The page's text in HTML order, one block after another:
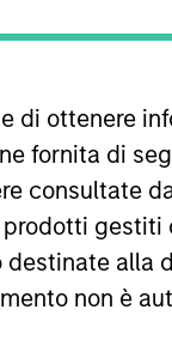
di ottenere
fornita di
consultate
non è
da Morgan
solare.